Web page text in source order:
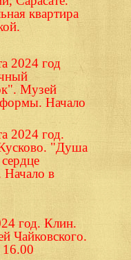
квартира
2024 год
Музей
Начало
2024 год.
"Душа
в
год. Клин.
Чайковского.
16.00